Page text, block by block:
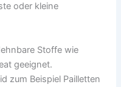
oder kleine
Stoffe wie
geeignet.
zum Beispiel Pailletten